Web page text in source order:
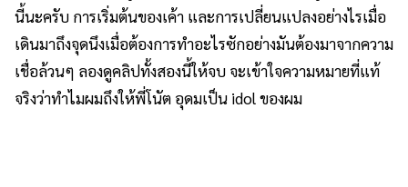
นี้นะครับ การเริ่มต้นของเค้า และการเปลี่ยนแปลงอย่างไรเมื่อ
เดินมาถึงจุดนึงเมื่อต้องการทำอะไรซักอย่างมันต้องมาจากความ
เชื่อล้วนๆ ลองดูคลิปทั้งสองนี้ให้จบ จะเข้าใจความหมายที่แท้
จริงว่าทำไมผมถึงให้พี่โนัต อุดมเป็น idol ของผม